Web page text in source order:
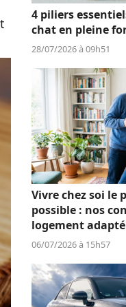
4 piliers
chat en pleine
28/07/2026 à 09h51
Vivre chez soi le
possible : nos
logement adapté
06/07/2026 à 15h57